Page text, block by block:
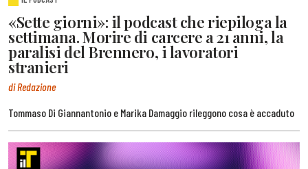
«Sette giorni»: il podcast che riepiloga la
settimana. Morire di carcere a 21 anni, la
paralisi del Brennero, i lavoratori
stranieri
di Redazione
Tommaso Di Giannantonio e Marika Damaggio rileggono cosa è accaduto